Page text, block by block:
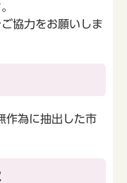
協力をお願いしま
為に抽出した市